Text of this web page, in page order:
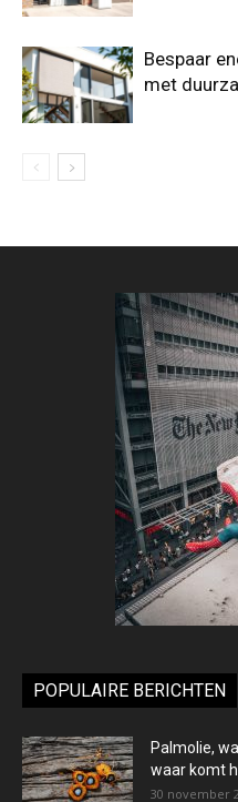
Bespaar
met
POPULAIRE BERICHTEN
Palmolie,
waar komt
30 november